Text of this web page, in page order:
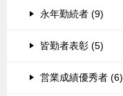
永年勤続者 (9)
皆勤者表彰 (5)
営業成績優秀者 (6)